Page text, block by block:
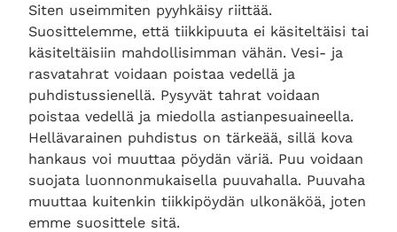
Siten useimmiten pyyhkäisy riittää.
Suosittelemme, että tiikkipuuta ei käsiteltäisi tai
käsiteltäisiin mahdollisimman vähän. Vesi- ja
rasvatahrat voidaan poistaa vedellä ja
puhdistussienellä. Pysyvät tahrat voidaan
poistaa vedellä ja miedolla astianpesuaineella.
Hellävarainen puhdistus on tärkeää, sillä kova
hankaus voi muuttaa pöydän väriä. Puu voidaan
suojata luonnonmukaisella puuvahalla. Puuvaha
muuttaa kuitenkin tiikkipöydän ulkonäköä, joten
emme suosittele sitä.